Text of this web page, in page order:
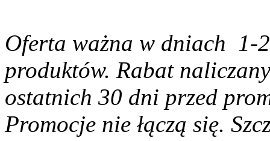
Oferta ważna w dniach 1-
produktów. Rabat
ostatnich 30 dni przed
Promocje nie łączą się.